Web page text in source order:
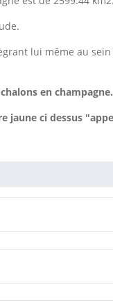
lui même au sein
en champagne.
jaune ci dessus